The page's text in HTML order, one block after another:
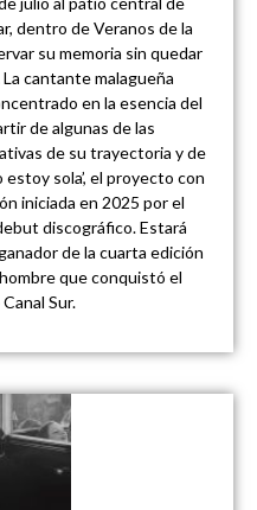
dentro de Veranos de la
su memoria sin quedar
cantante malagueña
en la esencia del
de algunas de las
de su trayectoria y de
sola’, el proyecto con
iniciada en 2025 por el
discográfico. Estará
de la cuarta edición
hombre que conquistó el
Sur.